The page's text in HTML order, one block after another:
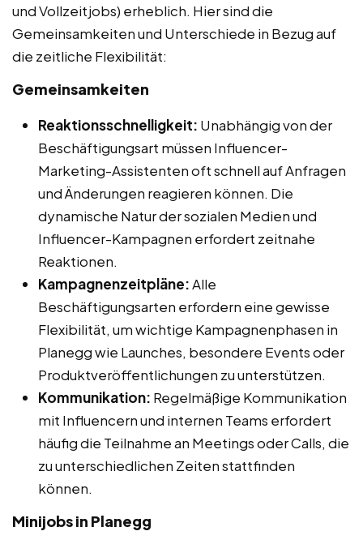
und Vollzeitjobs) erheblich. Hier sind die
Gemeinsamkeiten und Unterschiede in Bezug auf
die zeitliche Flexibilität:
Gemeinsamkeiten
Reaktionsschnelligkeit: Unabhängig von der
Beschäftigungsart müssen Influencer-
Marketing-Assistenten oft schnell auf Anfragen
und Änderungen reagieren können. Die
dynamische Natur der sozialen Medien und
Influencer-Kampagnen erfordert zeitnahe
Reaktionen.
Kampagnenzeitpläne:Alle
Beschäftigungsarten erfordern eine gewisse
Flexibilität, um wichtige Kampagnenphasen in
Planegg wie Launches, besondere Events oder
Produktveröffentlichungen zu unterstützen.
Kommunikation: Regelmäßige Kommunikation
mit Influencern und internen Teams erfordert
häufig die Teilnahme an Meetings oder Calls, die
zu unterschiedlichen Zeiten stattfinden
können.
Minijobs in Planegg